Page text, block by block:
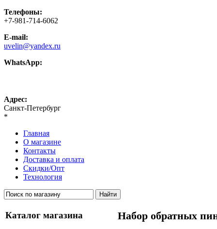
Телефоны:
+7-981-714-6062
E-mail:
uvelin@yandex.ru
WhatsApp:
Адрес:
Санкт-Петербург
*
Главная
О магазине
Контакты
Доставка и оплата
Скидки/Опт
Технология
Каталог магазина Набор обратных